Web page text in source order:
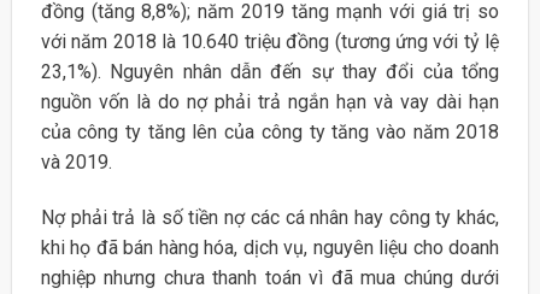
đồng (tăng 8,8%); năm 2019 tăng mạnh với giá trị so
với năm 2018 là 10.640 triệu đồng (tương ứng với tỷ lệ
23,1%). Nguyên nhân dẫn đến sự thay đổi của tổng
nguồn vốn là do nợ phải trả ngắn hạn và vay dài hạn
của công ty tăng lên của công ty tăng vào năm 2018
và 2019.
Nợ phải trả là số tiền nợ các cá nhân hay công ty khác,
khi họ đã bán hàng hóa, dịch vụ, nguyên liệu cho doanh
nghiệp nhưng chưa thanh toán vì đã mua chúng dưới